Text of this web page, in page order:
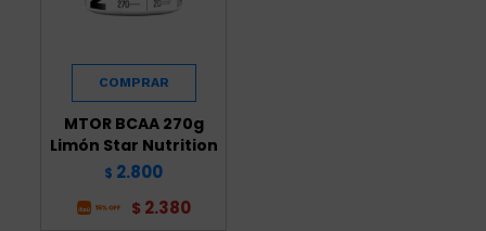
MTOR BCAA 270g
Limón Star Nutrition
$ 2.800
$ 2.380